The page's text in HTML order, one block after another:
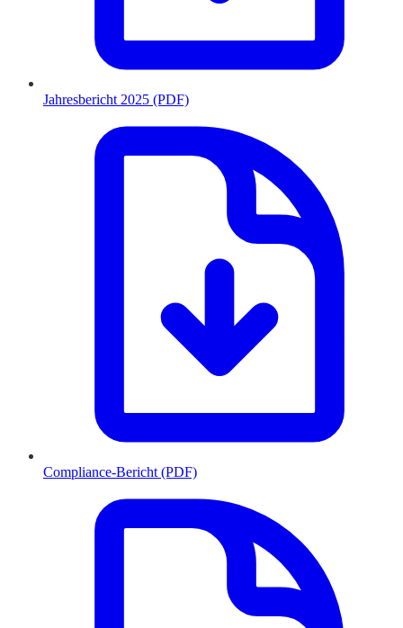
Jahresbericht 2025 (PDF)
Compliance-Bericht (PDF)